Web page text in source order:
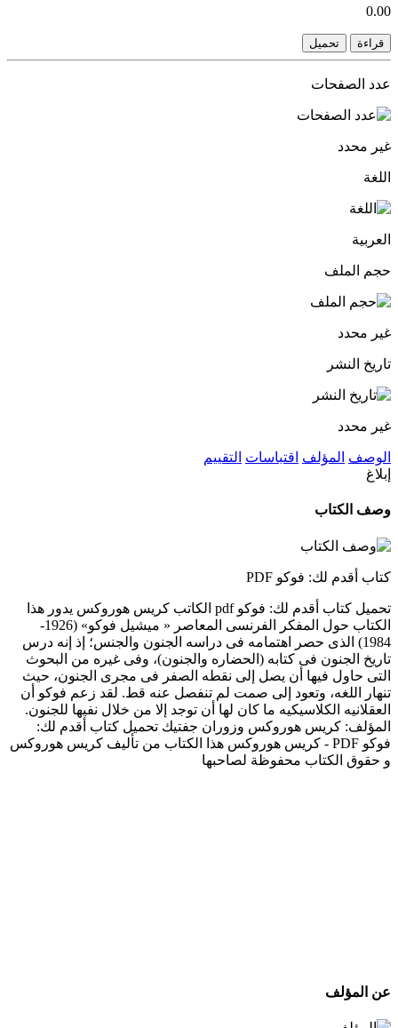
0.00
قراءة تحميل
عدد الصفحات
غير محدد
اللغة
العربية
حجم الملف
غير محدد
تاريخ النشر
غير محدد
الوصف المؤلف اقتباسات التقييم
إبلاغ
وصف الكتاب
كتاب أقدم لك: فوكو PDF
تحميل كتاب أقدم لك: فوكو pdf الكاتب كريس هوروكس يدور هذا
الكتاب حول المفكر الفرنسى المعاصر « ميشيل فوكو» (1926-
1984) الذى حصر اهتمامه فى دراسه الجنون والجنس؛ إذ إنه درس
تاريخ الجنون فى كتابه (الحضاره والجنون)، وفى غيره من البحوث
التى حاول فيها أن يصل إلى نقطه الصفر فى مجرى الجنون، حيث
تنهار اللغه، وتعود إلى صمت لم تنفصل عنه قط. لقد زعم فوكو أن
العقلانيه الكلاسيكيه ما كان لها أن توجد إلا من خلال نفيها للجنون.
المؤلف: كريس هوروكس وزوران جفتيك تحميل كتاب أقدم لك:
فوكو PDF - كريس هوروكس هذا الكتاب من تأليف كريس هوروكس
و حقوق الكتاب محفوظة لصاحبها
عن المؤلف